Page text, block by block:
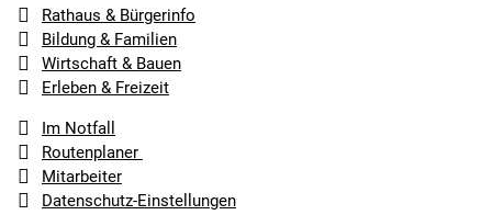
Rathaus & Bürgerinfo
Bildung & Familien
Wirtschaft & Bauen
Erleben & Freizeit
Im Notfall
Routenplaner
Mitarbeiter
Datenschutz-Einstellungen